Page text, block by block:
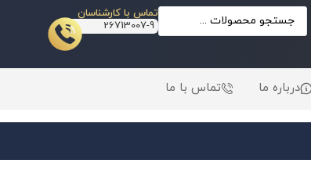
تماس با کارشناسان
26713007-9
درباره ما تماس با ما